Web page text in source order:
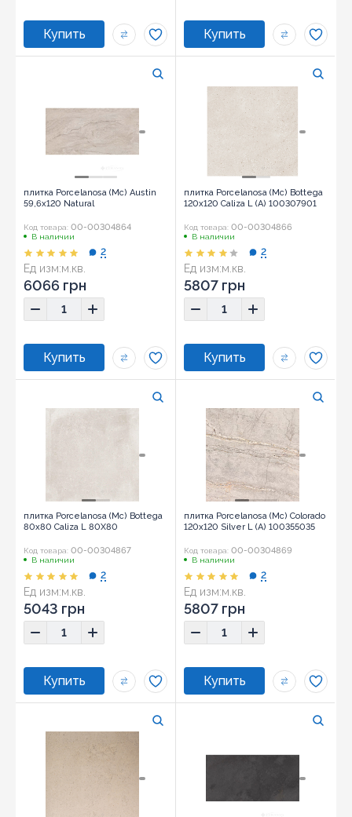
плитка Porcelanosa (Mc) Austin
59,6x120 Natural
Код товара: 00-00304864
В наличии
Ед изм:м.кв.
2
6066 грн
плитка Porcelanosa (Mc) Bottega
120x120 Caliza L (A) 100307901
Код товара: 00-00304866
В наличии
Ед изм:м.кв.
2
5807 грн
плитка Porcelanosa (Mc) Bottega
80x80 Caliza L 80X80
Код товара: 00-00304867
В наличии
Ед изм:м.кв.
2
5043 грн
плитка Porcelanosa (Mc) Colorado
120x120 Silver L (A) 100355035
Код товара: 00-00304869
В наличии
Ед изм:м.кв.
2
5807 грн